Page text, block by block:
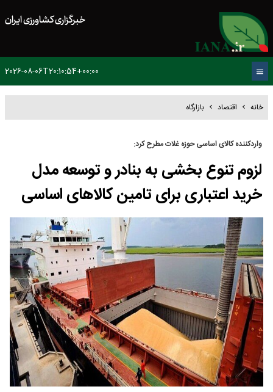
خبرگزاری کشاورزی ایران
2026-08-06T20:10:54+00:00
خانه اقتصاد بازارگاه
واردکننده کالای اساسی حوزه غلات مطرح کرد:
لزوم تنوع بخشی به بنادر و توسعه مدل
خرید اعتباری برای تامین کالاهای اساسی